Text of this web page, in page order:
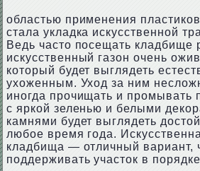
областью применения
стала укладка искусственной
Ведь часто посещать кладбище
искусственный газон очень
который будет выглядеть
ухоженным. Уход за ним
иногда прочищать и промывать
с яркой зеленью и белыми
камнями будет выглядеть
любое время года.
кладбища — отличный вариант,
поддерживать участок в